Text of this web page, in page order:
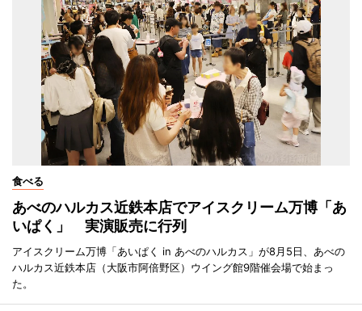
食べる
あべのハルカス近鉄本店でアイスクリーム万博「あ
いぱく」 実演販売に行列
アイスクリーム万博「あいぱく in あべのハルカス」が8月5日、あべの
ハルカス近鉄本店（大阪市阿倍野区）ウイング館9階催会場で始まっ
た。